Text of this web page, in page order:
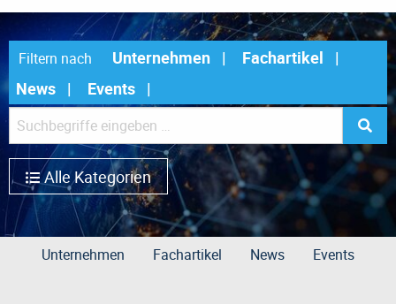
Filtern nach Unternehmen
Fachartikel
News
Events
Alle Kategorien
Unternehmen Fachartikel News Events